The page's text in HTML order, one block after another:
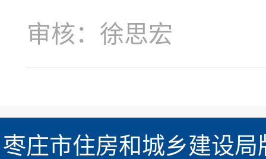
审核：徐思宏
枣庄市住房和城乡建设